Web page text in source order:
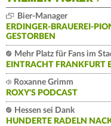
Bier-Manager
ERDINGER-BRAUEREI-
GESTORBEN
Mehr Platz für Fans im
EINTRACHT FRANKFURT
Roxanne Grimm
ROXY'S PODCAST
Hessen sei Dank
HUNDERTE RADELN